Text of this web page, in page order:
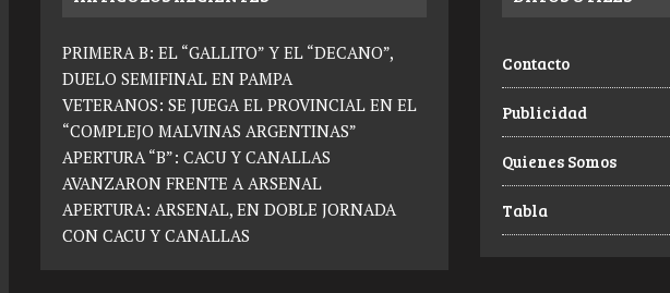
PRIMERA B: EL “GALLITO” Y EL “DECANO”,
DUELO SEMIFINAL EN PAMPA
VETERANOS: SE JUEGA EL PROVINCIAL EN EL
“COMPLEJO MALVINAS ARGENTINAS”
APERTURA “B”: CACU Y CANALLAS
AVANZARON FRENTE A ARSENAL
APERTURA: ARSENAL, EN DOBLE JORNADA
CON CACU Y CANALLAS
Contacto
Publicidad
Quienes Somos
Tabla